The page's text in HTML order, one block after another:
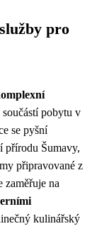
pro
pobytu v
se pyšní
přírodu Šumavy,
připravované z
na
kulinářský